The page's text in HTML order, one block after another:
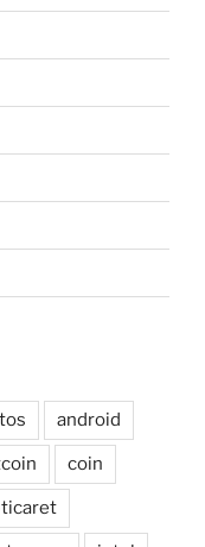
android
coin